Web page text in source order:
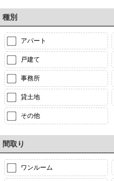
種別
アパート
戸建て
事務所
貸土地
その他
間取り
ワンルーム